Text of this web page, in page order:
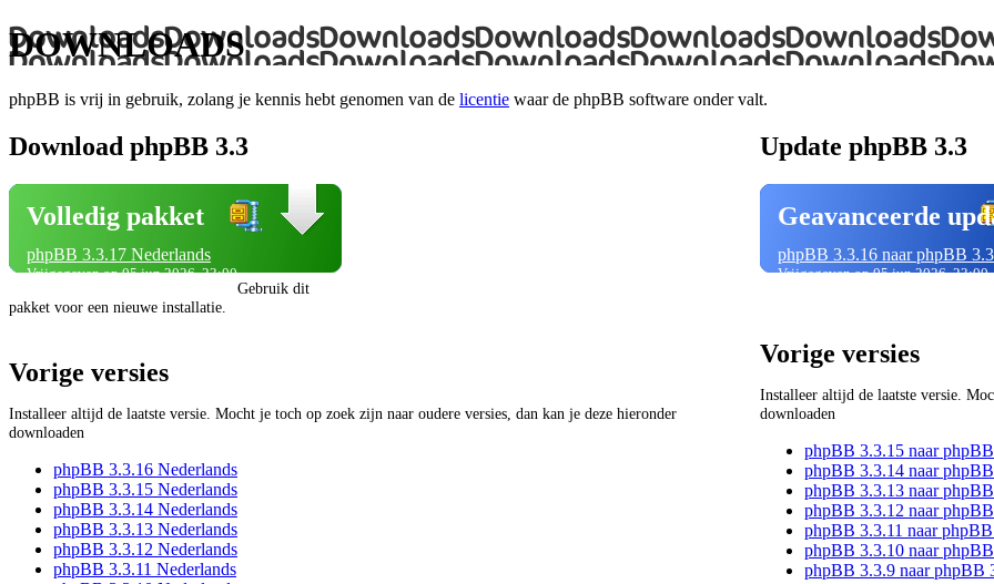
DOWNLOADS
phpBB is vrij in gebruik, zolang je kennis hebt genomen van de licentie waar de phpBB software onder valt.
Download phpBB 3.3
Volledig pakket
phpBB 3.3.17 Nederlands
Vrijgegeven op 05 jun 2026, 23:00
Gebruik dit
pakket voor een nieuwe installatie.
Vorige versies
Installeer altijd de laatste versie. Mocht je toch op zoek zijn naar oudere versies, dan kan je deze hieronder
downloaden
phpBB 3.3.16 Nederlands
phpBB 3.3.15 Nederlands
phpBB 3.3.14 Nederlands
phpBB 3.3.13 Nederlands
phpBB 3.3.12 Nederlands
phpBB 3.3.11 Nederlands
Update phpBB 3.3
Geavanceerde
phpBB 3.3.16 naar phpBB
Vrijgegeven op 05 jun 2026, 23:00
Vorige versies
Installeer altijd de laatste versie.
downloaden
phpBB 3.3.15 naar
phpBB 3.3.14 naar
phpBB 3.3.13 naar
phpBB 3.3.12 naar
phpBB 3.3.11 naar
phpBB 3.3.10 naar phpBB
phpBB 3.3.9 naar phpBB